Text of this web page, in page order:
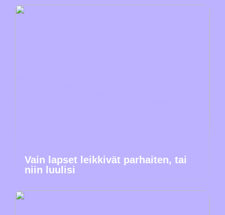
Vain lapset leikkivät parhaiten, tai
niin luulisi